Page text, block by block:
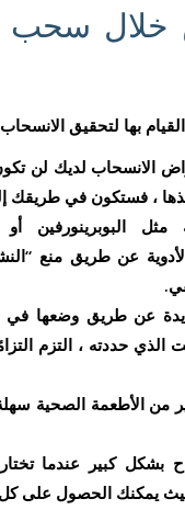
سحب
بها لتحقيق
الانسحاب لديك لن تكون
، فستكون في
مثل البوبرينورفين
عن طريق منع
عن طريق وضعها في
الذي حددته ، التزم
من الأطعمة الصحية
بشكل كبير عندما
يمكنك الحصول على كل